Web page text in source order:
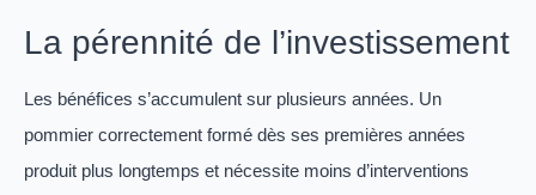
La pérennité de l’investissement
Les bénéfices s’accumulent sur plusieurs années. Un
pommier correctement formé dès ses premières années
produit plus longtemps et nécessite moins d’interventions